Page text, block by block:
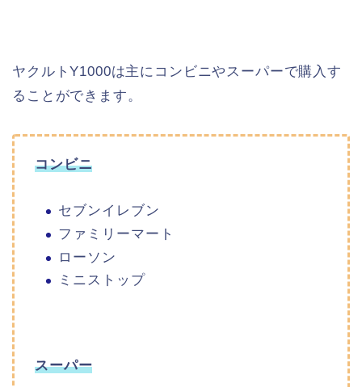
ヤクルトY1000は主にコンビニやスーパーで購入す
ることができます。
コンビニ
セブンイレブン
ファミリーマート
ローソン
ミニストップ
スーパー